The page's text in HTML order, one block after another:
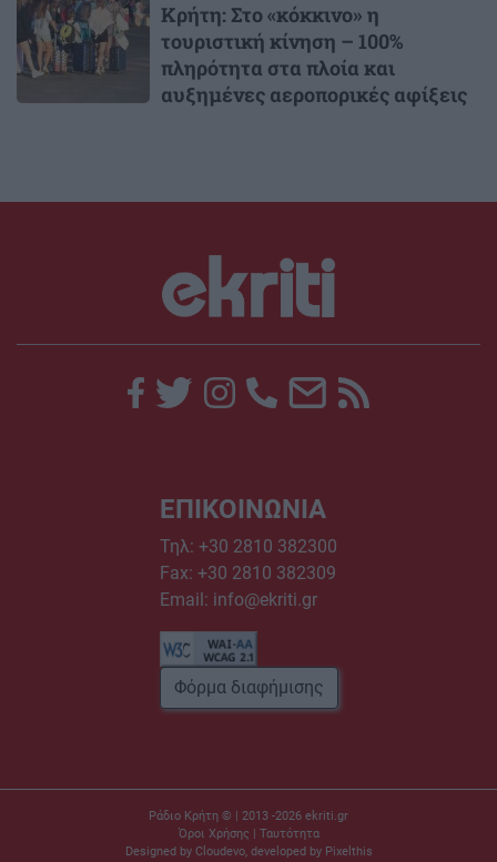
Κρήτη: Στο «κόκκινο» η
τουριστική κίνηση – 100%
πληρότητα στα πλοία και
αυξημένες αεροπορικές αφίξεις
ΕΠΙΚΟΙΝΩΝΙΑ
Τηλ: +30 2810 382300
Fax: +30 2810 382309
Email: info@ekriti.gr
Φόρμα διαφήμισης
Ράδιο Κρήτη © | 2013 -2026 ekriti.gr
Όροι Χρήσης
Ταυτότητα
Designed by Cloudevo, developed by Pixelthis